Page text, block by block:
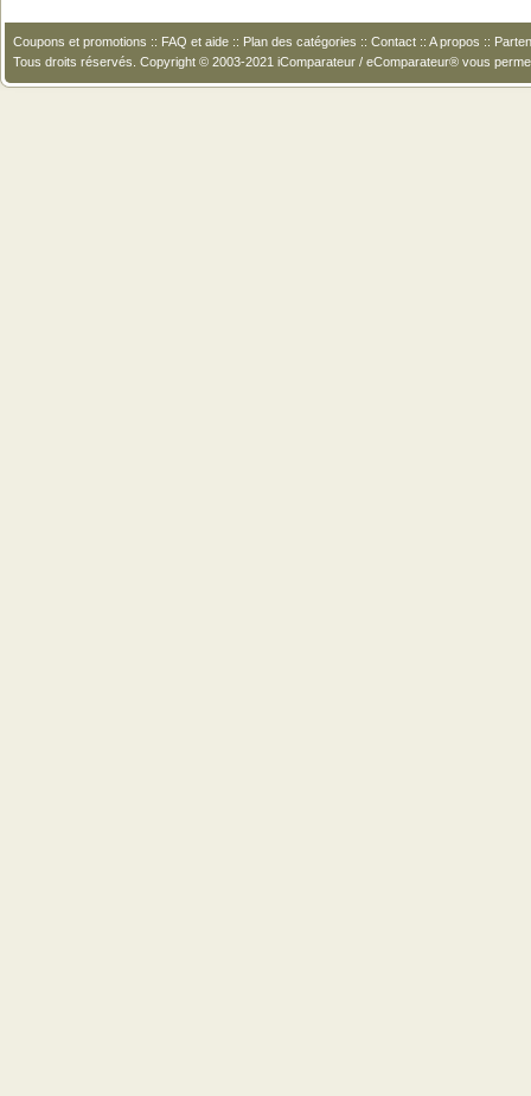
Coupons et promotions :: FAQ et aide :: Plan des catégories :: Contact :: A propos ::
Tous droits réservés. Copyright © 2003-2021 iComparateur / eComparateur® vous